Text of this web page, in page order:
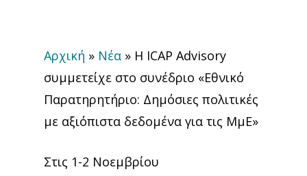
Αρχική » Νέα » H ICAP Advisory
συμμετείχε στο συνέδριο «Εθνικό
Παρατηρητήριο: Δημόσιες πολιτικές
με αξιόπιστα δεδομένα για τις ΜμΕ»
Στις 1-2 Νοεμβρίου